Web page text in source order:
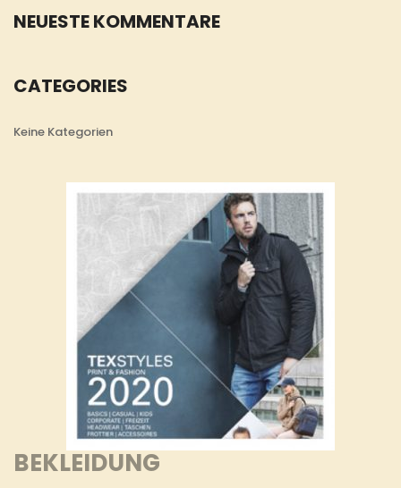
NEUESTE KOMMENTARE
CATEGORIES
Keine Kategorien
BEKLEIDUNG